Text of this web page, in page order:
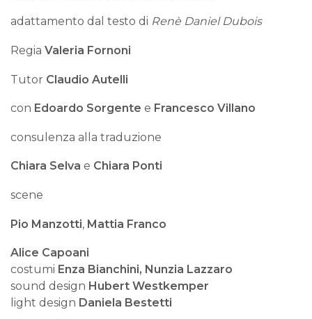
adattamento dal testo di Renè Daniel Dubois
Regia Valeria Fornoni
Tutor Claudio Autelli
con Edoardo Sorgente e Francesco Villano
consulenza alla traduzione
Chiara Selva e Chiara Ponti
scene
Pio Manzotti, Mattia Franco
Alice Capoani
costumi Enza Bianchini, Nunzia Lazzaro
sound design Hubert Westkemper
light design Daniela Bestetti